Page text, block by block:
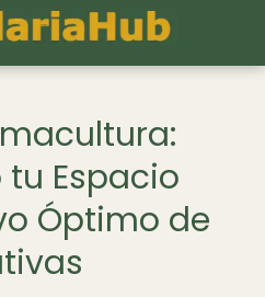
Espacio
Óptimo de